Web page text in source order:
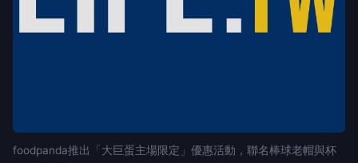
foodpanda推出「大巨蛋主場限定」優惠活動，聯名棒球老帽與杯